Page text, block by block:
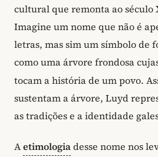
cultural que remonta ao século
Imagine um nome que não é
letras, mas sim um símbolo de
como uma árvore frondosa
tocam a história de um povo.
sustentam a árvore, Luyd
as tradições e a identidade
Aetimologiadesse nome nos